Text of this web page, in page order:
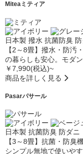
Mitea ミティア
日本製 撥水 抗菌防臭
【2～8畳】撥水・防汚
の暮らしも安心。モダ
￥7,990(税込)~
商品を詳しく見る
Pasarパサール
日本製 抗菌防臭 防ダニ
【3～8畳】抗菌・防臭
シンプル無地で使いや